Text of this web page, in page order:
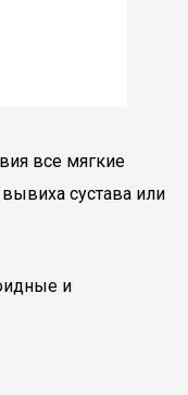
все мягкие
сустава или
и